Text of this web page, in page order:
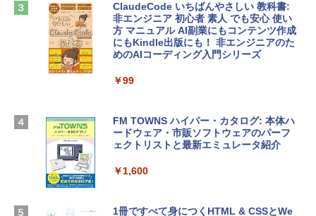
￥2,952
Apple 2026 MacBook Air M5チップ搭載
igence、13.6インチLiquid Retinaディ
ームカメラ、日本語キーボード、Touch I
D - スカイブルー
ン 15-fd 15.6インチ 16GBメモリ 512GB
Microsoft Office Home & Business 202
4(最新 永続版)|オンラインコード版|Wind
ows11、10/mac対応|PC2台
定バーチャルアイテムを含む】 【オンラ
インゲームコード】 ロブロックス | オン
ラインコード版
￥3,200
Robloxギフトカード - 1000 Robux 【限
ClaudeCode いちばんやさしい 教科書:
非エンジニア 初心者 素人 でも安心 使い
方 マニュアル AI副業にもコンテンツ作成
にもKindle出版にも！ 非エンジニアのた
めのAIコーディング入門シリーズ
￥99
FM TOWNS ハイパー・カタログ: 本体ハ
ードウェア・市販ソフトウェアのパーフ
ェクトリストと最新エミュレータ紹介
￥1,600
1冊ですべて身につくHTML & CSSとWe